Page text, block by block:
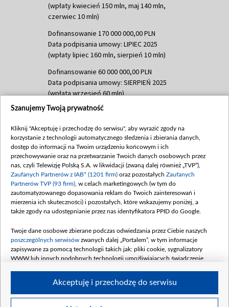
(wpłaty kwiecień 150 mln, maj 140 mln,
czerwiec 10 mln)
Dofinansowanie 170 000 000,00 PLN
Data podpisania umowy: LIPIEC 2025
(wpłaty lipiec 160 mln, sierpień 10 mln)
Dofinansowanie 60 000 000,00 PLN
Data podpisania umowy: SIERPIEŃ 2025
(wpłata wrzesień 60 mln)
Dofinansowanie 635 783 051,21 PLN
(wpłata wrzesień 100 mln, październik 350
mln, listopad 265 mln)
Dofinansowanie 48 862 000,00 PLN
Data podpisania umowy: GRUDZIEŃ 2025
(wpłata grudzień 60,548 mln)
Dofinansowanie 900 000 000,00 PLN
Data podpisania umowy: LUTY 2026 (wpłata
kwiecień 180 mln, 7 maja 180 mln, 8
czerwca 90 mln)
Dofinansowanie 250 000 000,00 PLN
4 sierpnia 250 mln
Szanujemy Twoją prywatność
Kliknij "Akceptuję i przechodzę do serwisu", aby wyrazić zgody na
korzystanie z technologii automatycznego śledzenia i zbierania danych,
dostęp do informacji na Twoim urządzeniu końcowym i ich
przechowywanie oraz na przetwarzanie Twoich danych osobowych przez
nas, czyli Telewizję Polską S.A. w likwidacji (zwaną dalej również „TVP”),
Zaufanych Partnerów z IAB* (1201 firm) oraz pozostałych Zaufanych
Partnerów TVP (93 firm) , w celach marketingowych (w tym do
zautomatyzowanego dopasowania reklam do Twoich zainteresowań i
mierzenia ich skuteczności) i pozostałych, które wskazujemy poniżej, a
także zgody na udostępnianie przez nas identyfikatora PPID do Google.
Twoje dane osobowe zbierane podczas odwiedzania przez Ciebie naszych
poszczególnych serwisów zwanych dalej „Portalem”, w tym informacje
zapisywane za pomocą technologii takich jak: pliki cookie, sygnalizatory
WWW lub innych podobnych technologii umożliwiających świadczenie
Twoje dane osobowe zbierane podczas odwiedzania przez Ciebie
Akceptuję i przechodzę do serwisu